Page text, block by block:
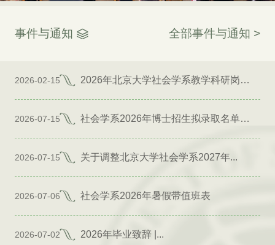
事件与通知 全部事件与通知 >
2026-02-15 2026年北京大学社会学系教学科研岗位招聘启事
2026-07-15 社会学系2026年博士招生拟录取名单公示（专项）
2026-07-15 关于调整北京大学社会学系2027年...
2026-07-06 社会学系2026年暑假带值班表
2026-07-02 2026年毕业致辞 |...